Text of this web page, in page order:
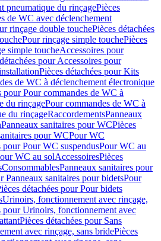
pneumatique du rinçagePièces
de WC avec déclenchement
rinçage double touchePièces détachées
Pour rinçage simple touchePièces
simple toucheAccessoires pour
pour Accessoires pour
Pièces détachées pour Kits
de WC à déclenchement électronique
pour Pour commandes de WC à
du rinçagePour commandes de WC à
du rinçageRaccordementsPanneaux
Panneaux sanitaires pour WCPièces
pour WCPour WC
pour Pour WC suspendusPour WC au
WC au solAccessoiresPièces
ConsommablesPanneaux sanitaires pour
Panneaux sanitaires pour bidetsPour
détachées pour Pour bidets
Urinoirs, fonctionnement avec rinçage,
pour Urinoirs, fonctionnement avec
Pièces détachées pour Sans
avec rinçage, sans bridePièces